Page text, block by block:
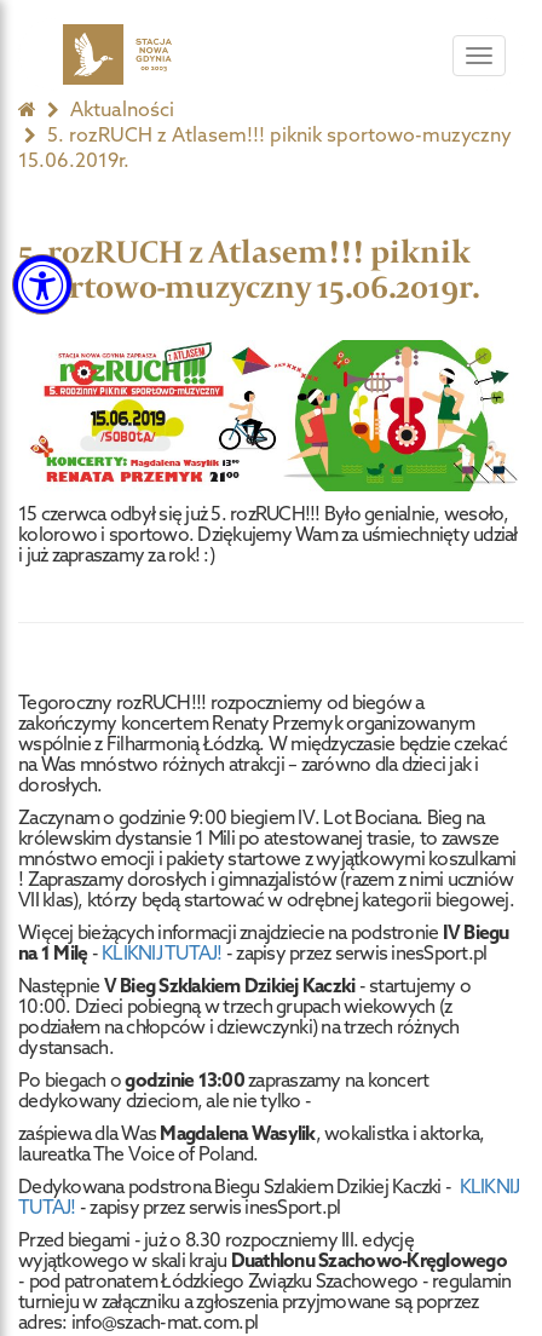
Toggle
Aktualności
5. rozRUCH z Atlasem!!! piknik sportowo-muzyczny
15.06.2019r.
5. rozRUCH z Atlasem!!! piknik
sportowo-muzyczny 15.06.2019r.
15 czerwca odbył się już 5. rozRUCH!!! Było genialnie, wesoło,
kolorowo i sportowo. Dziękujemy Wam za uśmiechnięty udział
i już zapraszamy za rok! :)
Tegoroczny rozRUCH!!! rozpoczniemy od biegów a
zakończymy koncertem Renaty Przemyk organizowanym
wspólnie z Filharmonią Łódzką. W międzyczasie będzie czekać
na Was mnóstwo różnych atrakcji – zarówno dla dzieci jak i
dorosłych.
Zaczynam o godzinie 9:00 biegiem IV. Lot Bociana. Bieg na
królewskim dystansie 1 Mili po atestowanej trasie, to zawsze
mnóstwo emocji i pakiety startowe z wyjątkowymi koszulkami
! Zapraszamy dorosłych i gimnazjalistów (razem z nimi uczniów
VII klas), którzy będą startować w odrębnej kategorii biegowej.
Więcej bieżących informacji znajdziecie na podstronie IV Biegu
na 1 Milę- KLIKNIJ TUTAJ! - zapisy przez serwis inesSport.pl
Następnie V Bieg Szklakiem Dzikiej Kaczki- startujemy o
10:00. Dzieci pobiegną w trzech grupach wiekowych (z
podziałem na chłopców i dziewczynki) na trzech różnych
dystansach.
Po biegach ogodzinie 13:00zapraszamy na koncert
dedykowany dzieciom, ale nie tylko -
zaśpiewa dla Was Magdalena Wasylik, wokalistka i aktorka,
laureatka The Voice of Poland.
Dedykowana podstrona Biegu Szlakiem Dzikiej Kaczki - KLIKNIJ
TUTAJ! - zapisy przez serwis inesSport.pl
Przed biegami - już o 8.30 rozpoczniemy III. edycję
wyjątkowego w skali kraju Duathlonu Szachowo-Kręglowego
- pod patronatem Łódzkiego Związku Szachowego - regulamin
turnieju w załączniku a zgłoszenia przyjmowane są poprzez
adres: info@szach-mat.com.pl